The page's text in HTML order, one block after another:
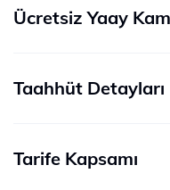
Ücretsiz Yaay
Taahhüt Detayları
Tarife Kapsamı